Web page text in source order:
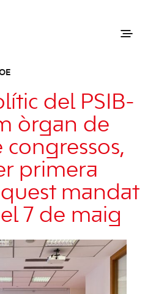
del PSIB-
òrgan de
congressos,
primera
mandat
7 de maig